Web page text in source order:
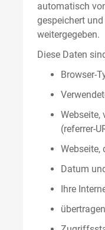
automatisch
gespeichert
weitergegeben.
Diese Daten
Browser-
Webseite,
(referrer-
Webseite,
Datum
Ihre